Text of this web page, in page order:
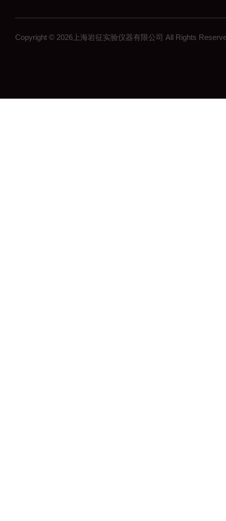
Copyright © 2026上海岩征实验仪器有限公司 All Rights